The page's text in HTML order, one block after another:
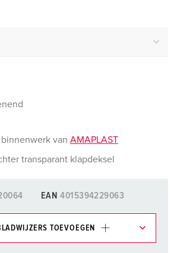
van AMAPLAST
transparant klapdeksel
EAN 4015394229063
TOEVOEGEN